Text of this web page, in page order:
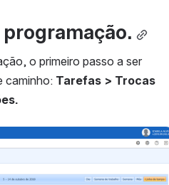
o primeiro passo a ser
caminho: Tarefas > Trocas